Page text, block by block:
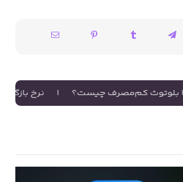
| نرخ بازگشت سرمایه در